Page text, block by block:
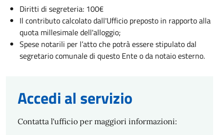
Diritti di segreteria: 100€
Il contributo calcolato dall'Ufficio preposto in rapporto alla
quota millesimale dell'alloggio;
Spese notarili per l’atto che potrà essere stipulato dal
segretario comunale di questo Ente o da notaio esterno.
Accedi al servizio
Contatta l'ufficio per maggiori informazioni: